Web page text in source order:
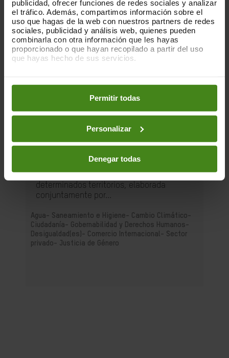
publicidad, ofrecer funciones de redes sociales y analizar
el tráfico. Además, compartimos información sobre el
uso que hagas de la web con nuestros partners de redes
sociales, publicidad y análisis web, quienes pueden
combinarla con otra información que les hayas
proporcionado o que hayan recopilado a partir del uso
que hayas hecho de sus servicios.
preferencias accediendo a nuestraPolítica de Cookieso
en los botones facilitados a continuación:
Permitir todas
Personalizar
Denegar todas
01.12.2025
La huella que dejan las nubes. Los
Esta es una publicación sobre el impacto
de la acumulación de centros de datos en
determinados territorios, elaborada
conjuntamente por...
Agua- Saneamiento e Higiene- Cambio Climático-
Ciudadanía- Gobernabilidad y Derechos Humanos-
Desigualdad(es)- Comercio Internacional- Sector
privado- Justicia de Género